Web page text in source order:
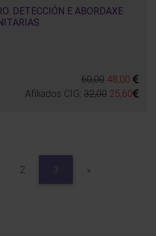
DETECCIÓN E ABORDAXE
60,00 48,00
Afiliados CIG: 32,00 25,60
2 3 »Next